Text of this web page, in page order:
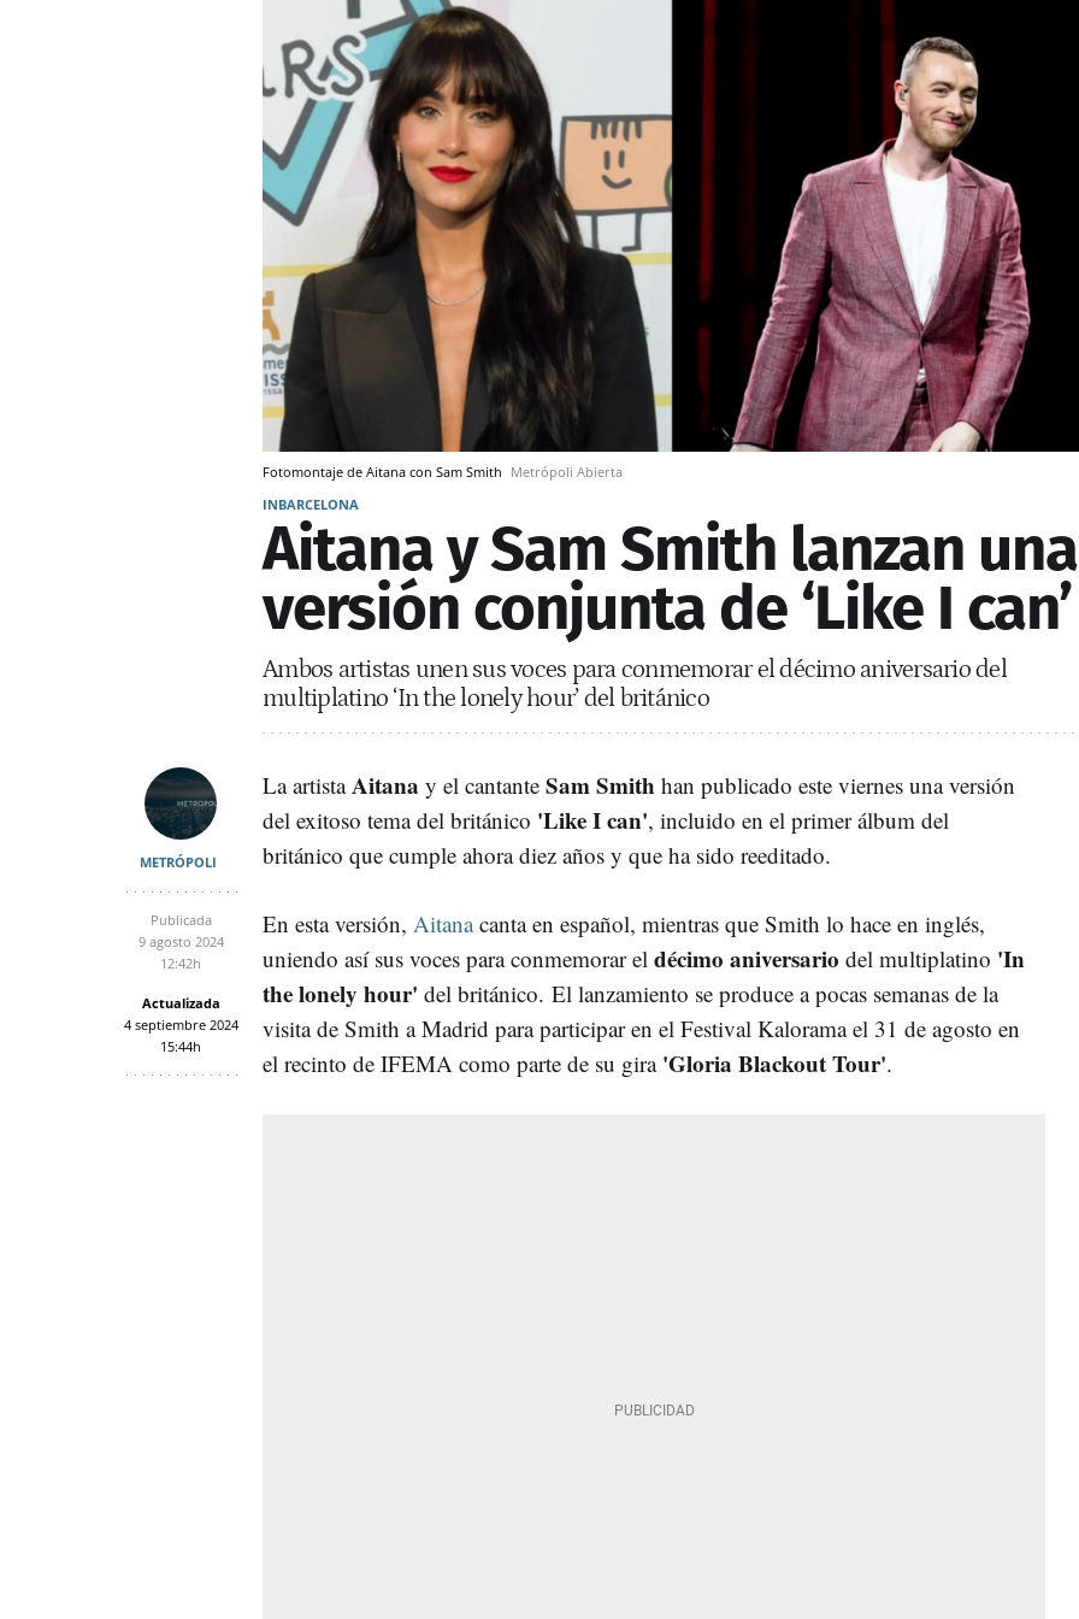
Fotomontaje de Aitana con Sam Smith Metrópoli Abierta
INBARCELONA
Aitana y Sam Smith lanzan una
versión conjunta de ‘Like I can’
Ambos artistas unen sus voces para conmemorar el décimo aniversario del
multiplatino ‘In the lonely hour’ del británico
METRÓPOLI
Publicada
9 agosto 2024
12:42h
Actualizada
4 septiembre 2024
15:44h
La artistaAitana y el cantante Sam Smith han publicado este viernes una versión
del exitoso tema del británico 'Like I can', incluido en el primer álbum del
británico que cumple ahora diez años y que ha sido reeditado.
En esta versión, Aitanacanta en español, mientras que Smith lo hace en inglés,
uniendo así sus voces para conmemorar el décimo aniversario del multiplatino 'In
the lonely hour' del británico. El lanzamiento se produce a pocas semanas de la
visita de Smith a Madrid para participar en el Festival Kalorama el 31 de agosto en
el recinto de IFEMA como parte de su gira 'Gloria Blackout Tour'.